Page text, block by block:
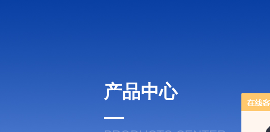
产品中心